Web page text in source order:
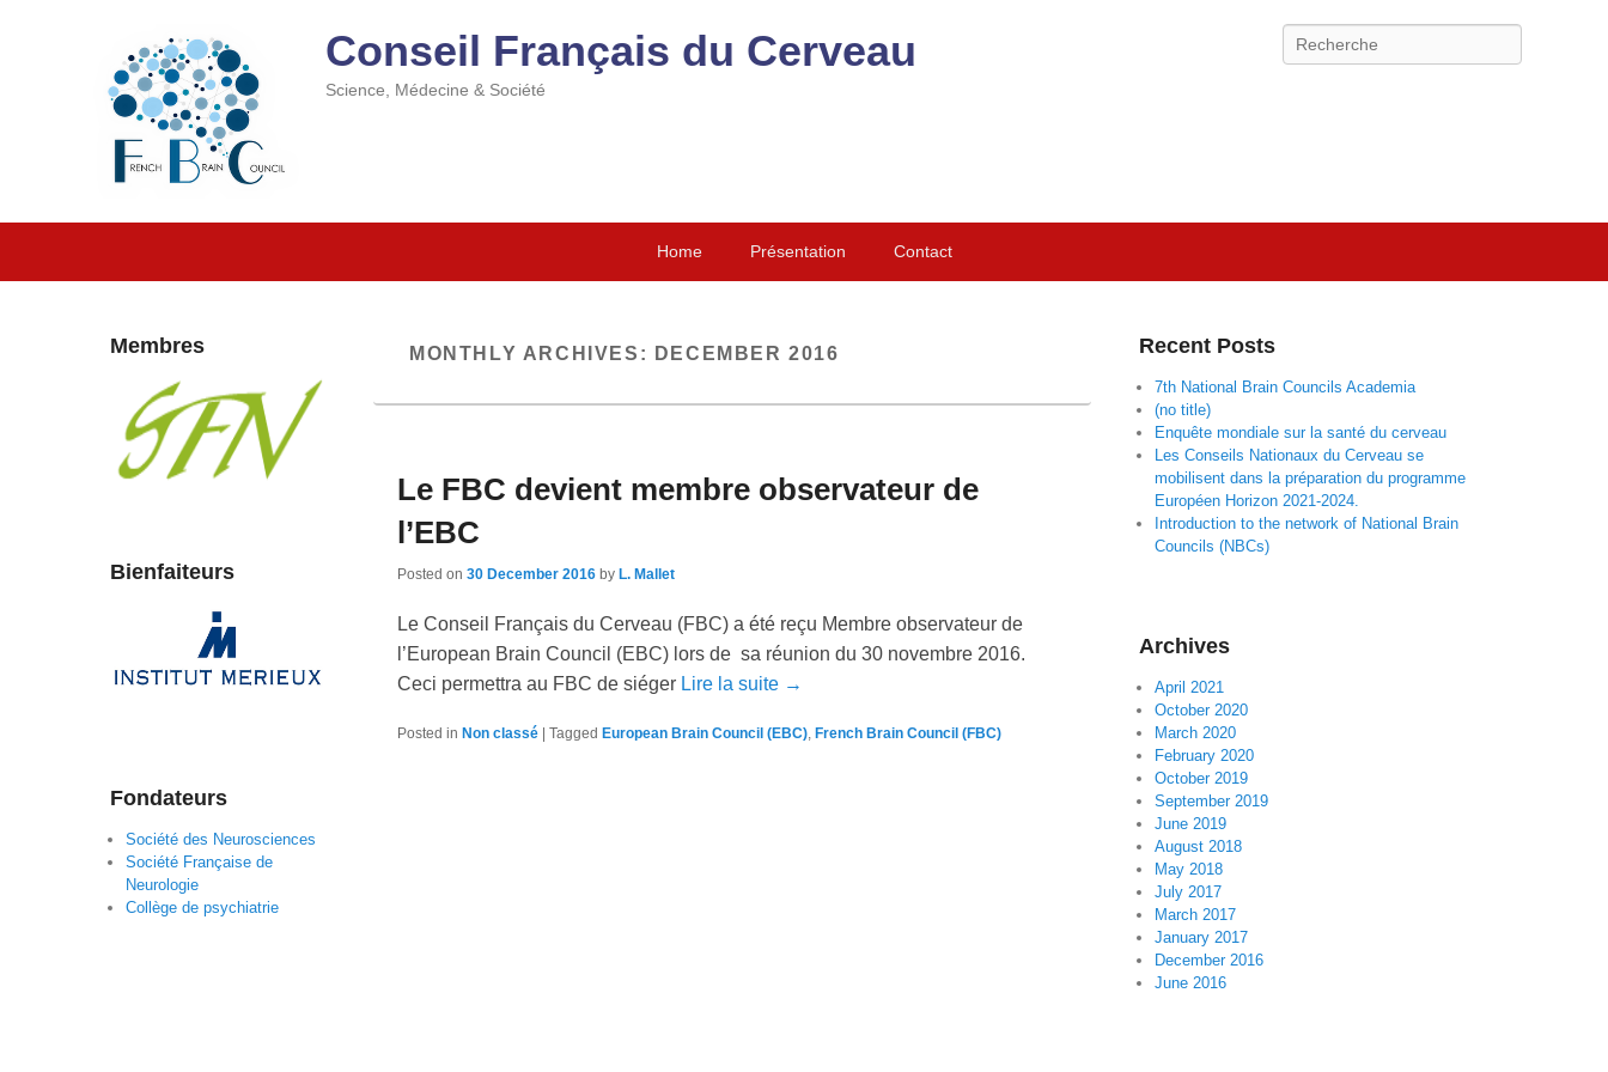
Conseil Français du Cerveau
Science, Médecine & Société
Search
Home Présentation Contact
MONTHLY ARCHIVES: DECEMBER 2016
Le FBC devient membre observateur de
l’EBC
Posted on 30 December 2016 by L. Mallet
Le Conseil Français du Cerveau (FBC) a été reçu Membre observateur de
l’European Brain Council (EBC) lors de sa réunion du 30 novembre 2016.
Ceci permettra au FBC de siéger Lire la suite →
Posted in Non classé | Tagged European Brain Council (EBC) French Brain Council (FBC)
Recent Posts
7th National Brain Councils Academia
(no title)
Enquête mondiale sur la santé du cerveau
Les Conseils Nationaux du Cerveau se
mobilisent dans la préparation du programme
Européen Horizon 2021-2024.
Introduction to the network of National Brain
Councils (NBCs)
Archives
April 2021
October 2020
March 2020
February 2020
October 2019
September 2019
June 2019
August 2018
May 2018
July 2017
March 2017
January 2017
December 2016
June 2016
Membres
Bienfaiteurs
Fondateurs
Société des Neurosciences
Société Française de
Neurologie
Collège de psychiatrie